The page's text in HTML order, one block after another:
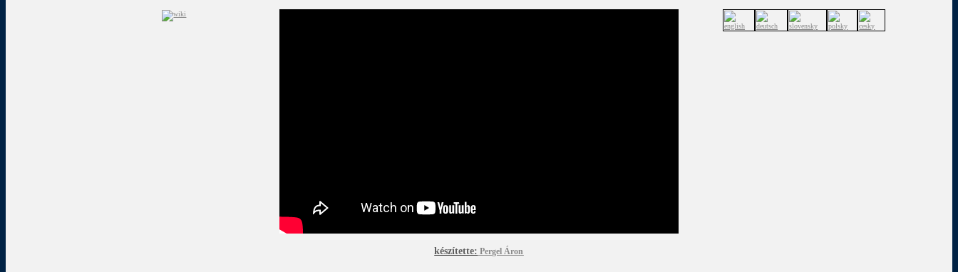
készítette: Pergel Áron